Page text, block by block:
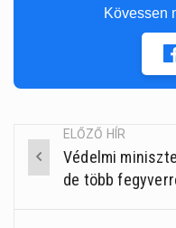
Kövessen
Post
navigation
ELŐZŐ HÍR
Védelmi
de több